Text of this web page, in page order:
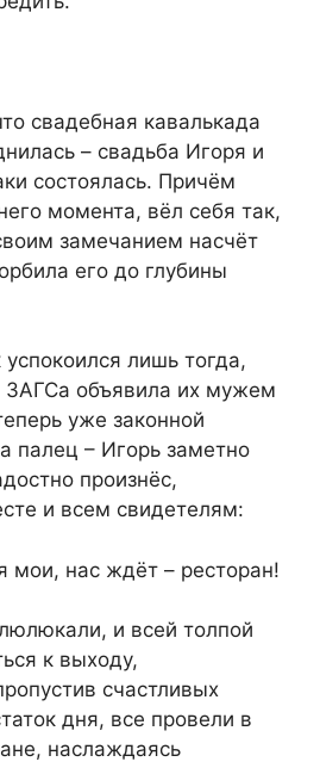
свадебная кавалькада
– свадьба Игоря и
состоялась. Причём
момента, вёл себя так,
замечанием насчёт
его до глубины
лишь тогда,
ЗАГСа объявила их мужем
уже законной
палец – Игорь заметно
произнёс,
и всем свидетелям:
мои, нас ждёт – ресторан!
и всей толпой
к выходу,
счастливых
дня, все провели в
наслаждаясь